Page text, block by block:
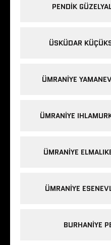
PENDIK
ÜSKÜDAR
ÜMRANIYE
ÜMRANIYE
ÜMRANIYE
ÜMRANIYE
BURHANIYE